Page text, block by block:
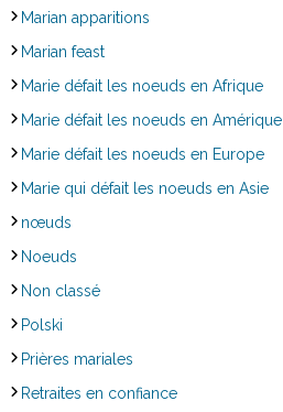
Marian apparitions
Marian feast
Marie défait les noeuds en Afrique
Marie défait les noeuds en Amérique
Marie défait les noeuds en Europe
Marie qui défait les noeuds en Asie
nœuds
Noeuds
Non classé
Polski
Prières mariales
Retraites en confiance